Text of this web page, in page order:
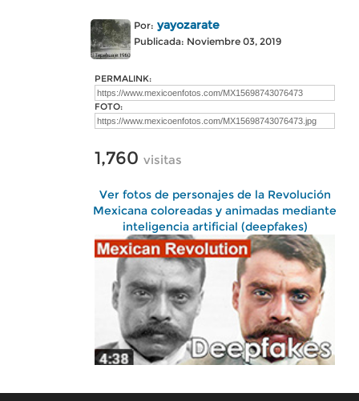
Por: yayozarate
Publicada: Noviembre 03, 2019
PERMALINK:
FOTO:
1,760 visitas
Ver fotos de personajes de la Revolución
Mexicana coloreadas y animadas mediante
inteligencia artificial (deepfakes)